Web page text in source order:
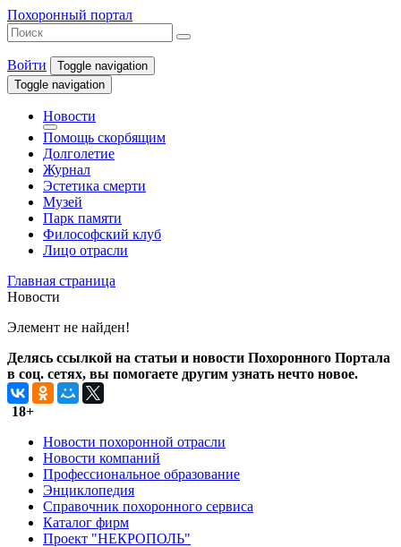
Похоронный портал
Войти
Toggle navigation
Toggle navigation
Новости
Помощь скорбящим
Долголетие
Журнал
Эстетика смерти
Музей
Парк памяти
Философский клуб
Лицо отрасли
Главная страница
Новости
Элемент не найден!
Делясь ссылкой на статьи и новости Похоронного Портала
в соц. сетях, вы помогаете другим узнать нечто новое.
18+
Новости похоронной отрасли
Новости компаний
Профессиональное образование
Энциклопедия
Справочник похоронного сервиса
Каталог фирм
Проект "НЕКРОПОЛЬ"